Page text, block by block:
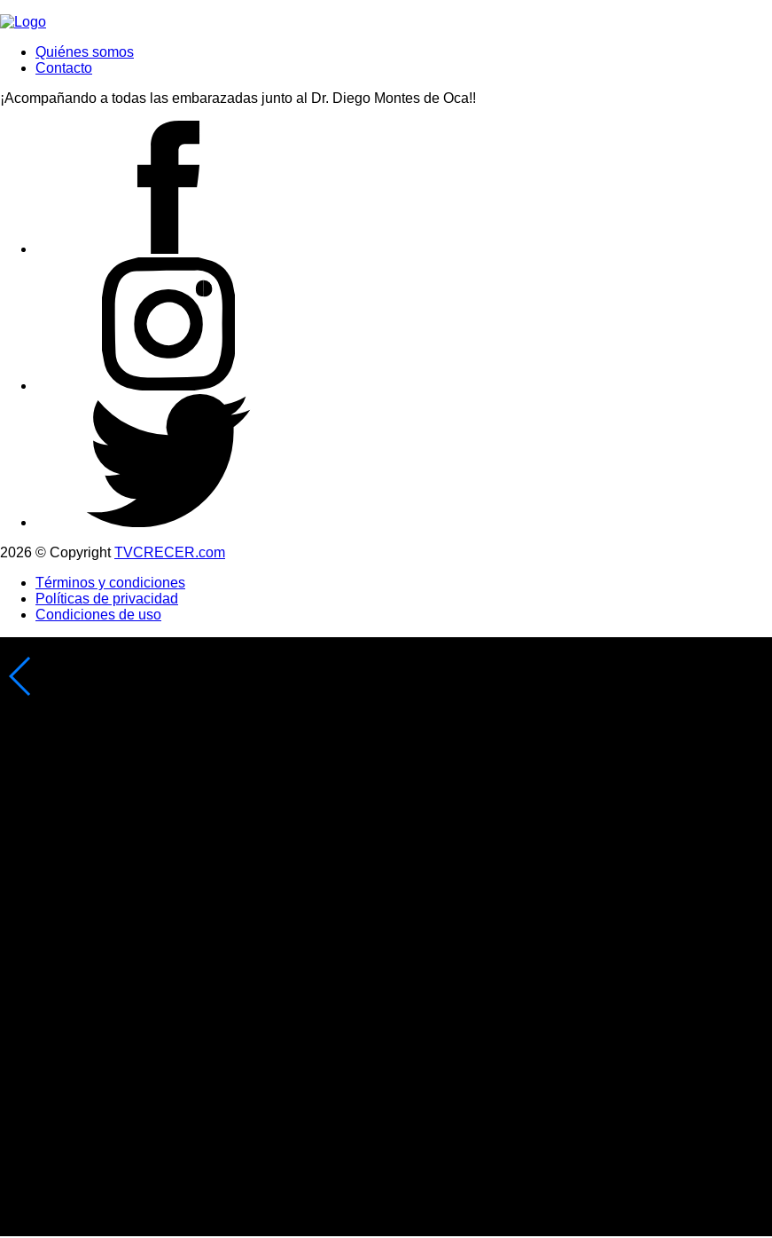
Quiénes somos
Contacto
¡Acompañando a todas las embarazadas junto al Dr. Diego Montes de Oca!!
2026 © CopyrightTVCRECER.com
Términos y condiciones
Políticas de privacidad
Condiciones de uso